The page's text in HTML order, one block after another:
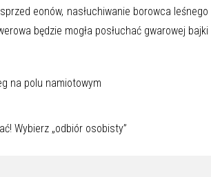
eonów, nasłuchiwanie borowca
będzie mogła posłuchać gwarowej
na polu namiotowym
Wybierz „odbiór osobisty”